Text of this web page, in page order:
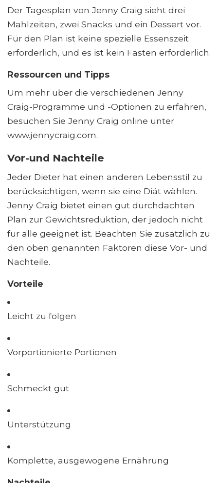
Der Tagesplan von Jenny Craig sieht drei
Mahlzeiten, zwei Snacks und ein Dessert vor.
Für den Plan ist keine spezielle Essenszeit
erforderlich, und es ist kein Fasten erforderlich.
Ressourcen und Tipps
Um mehr über die verschiedenen Jenny
Craig-Programme und -Optionen zu erfahren,
besuchen Sie Jenny Craig online unter
www.jennycraig.com.
Vor-und Nachteile
Jeder Dieter hat einen anderen Lebensstil zu
berücksichtigen, wenn sie eine Diät wählen.
Jenny Craig bietet einen gut durchdachten
Plan zur Gewichtsreduktion, der jedoch nicht
für alle geeignet ist. Beachten Sie zusätzlich zu
den oben genannten Faktoren diese Vor- und
Nachteile.
Vorteile
Leicht zu folgen
Vorportionierte Portionen
Schmeckt gut
Unterstützung
Komplette, ausgewogene Ernährung